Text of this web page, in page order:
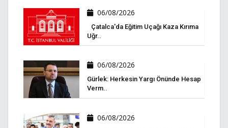
06/08/2026
Çatalca'da Eğitim Uçağı Kaza Kırıma
Uğr..
06/08/2026
Gürlek: Herkesin Yargı Önünde Hesap
Verm..
06/08/2026